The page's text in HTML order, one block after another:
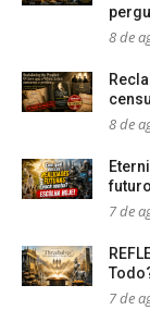
8 de
8 de
7 de
7 de